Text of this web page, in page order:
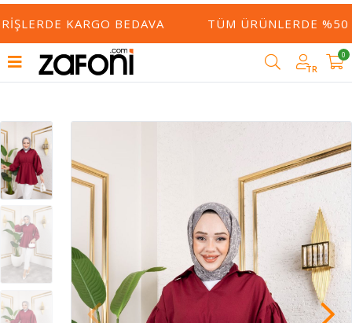
KARGO BEDAVA TÜM ÜRÜNLERDE %50
TR
0